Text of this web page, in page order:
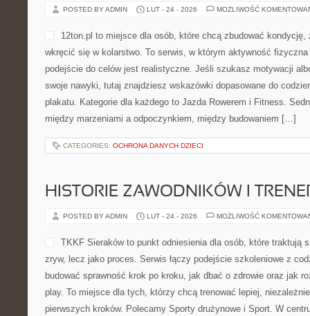
POSTED BY ADMIN LUT - 24 - 2026 MOŻLIWOŚĆ
12ton.pl to miejsce dla osób, które chcą zbudować
wkręcić się w kolarstwo. To serwis, w którym aktywność fizyczna
podejście do celów jest realistyczne. Jeśli szukasz motywacji
swoje nawyki, tutaj znajdziesz wskazówki dopasowane do
plakatu. Kategorie dla każdego to Jazda Rowerem i Fitness.
między marzeniami a odpoczynkiem, między budowaniem […]
CATEGORIES: OCHRONA DANYCH DZIECI
HISTORIE ZAWODNIKÓW I
POSTED BY ADMIN LUT - 24 - 2026 MOŻLIWOŚĆ
TKKF Sieraków to punkt odniesienia dla osób, które traktują
zryw, lecz jako proces. Serwis łączy podejście szkoleniowe z
budować sprawność krok po kroku, jak dbać o zdrowie oraz jak
play. To miejsce dla tych, którzy chcą trenować lepiej,
pierwszych kroków. Polecamy Sporty drużynowe i Sport. W